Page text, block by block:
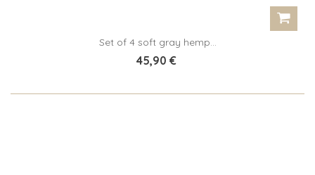
Set of 4 soft gray hemp...
45,90 €